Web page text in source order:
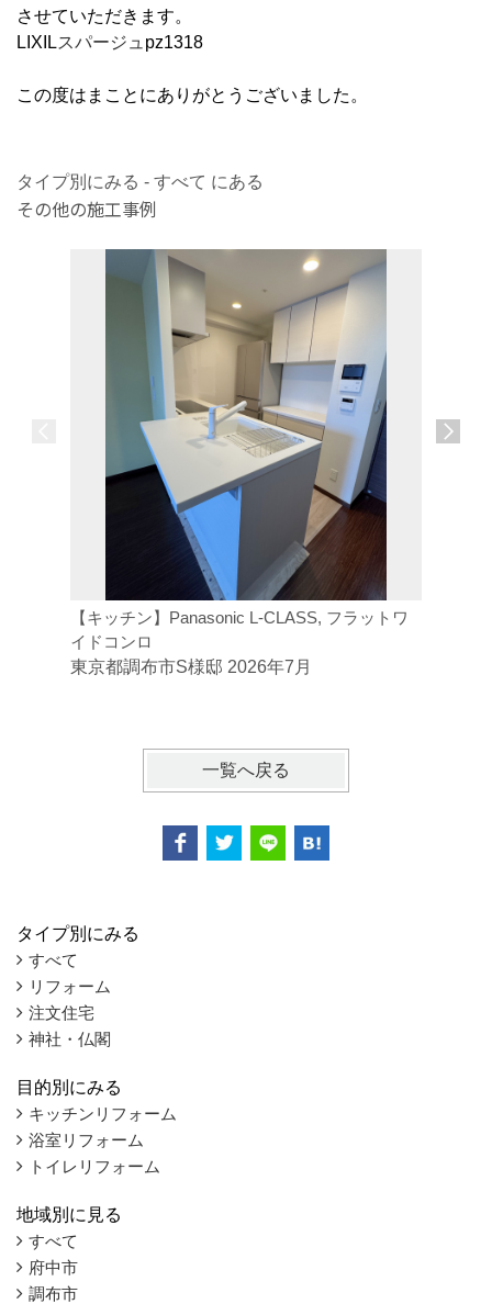
させていただきます。
LIXILスパージュ pz1318
この度はまことにありがとうございました。
タイプ別にみる - すべて にある
その他の施工事例
【キッチン】Panasonic L-CLASS, フラットワ
イドコンロ
東京都調布市S様邸 2026年7月
一覧へ戻る
タイプ別にみる
すべて
リフォーム
注文住宅
神社・仏閣
目的別にみる
キッチンリフォーム
浴室リフォーム
トイレリフォーム
地域別に見る
すべて
府中市
調布市